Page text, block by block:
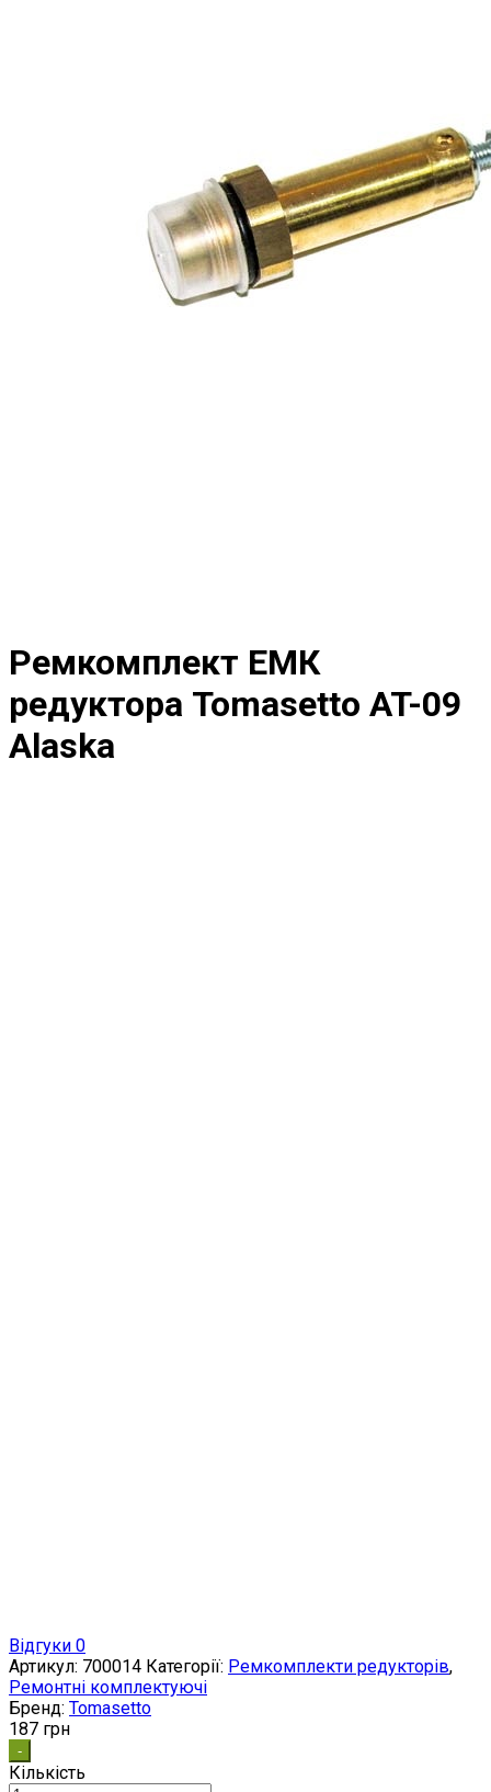
Ремкомплект ЕМК
редуктора Tomasetto AT-09
Alaska
Відгуки 0
Артикул: 700014 Категорії: Ремкомплекти редукторів,
Ремонтні комплектуючі
Бренд: Tomasetto
187 грн
-
Кількість